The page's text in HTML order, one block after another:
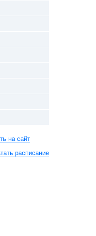
на сайт
расписание